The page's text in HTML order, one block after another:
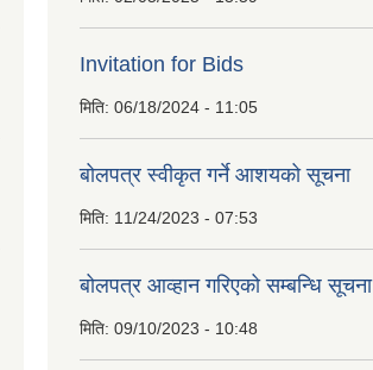
Invitation for Bids
मिति: 06/18/2024 - 11:05
बोलपत्र स्वीकृत गर्ने आशयको सूचना
मिति: 11/24/2023 - 07:53
बोलपत्र आव्हान गरिएको सम्बन्धि सूचना
मिति: 09/10/2023 - 10:48